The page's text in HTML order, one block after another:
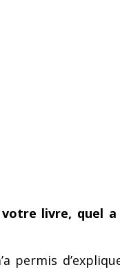
livre, quel a
permis